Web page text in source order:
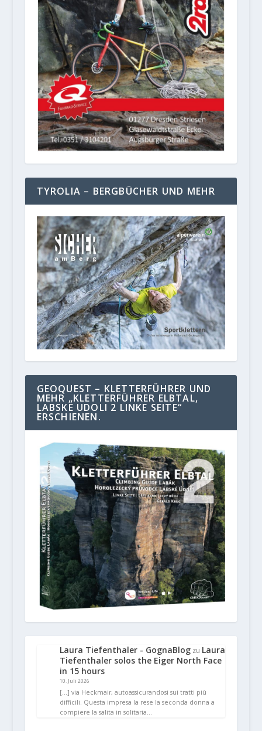
TYROLIA – BERGBÜCHER UND MEHR
GEOQUEST – KLETTERFÜHRER UND
MEHR „KLETTERFÜHRER ELBTAL,
LABSKE UDOLI 2 LINKE SEITE“
ERSCHIENEN.
Laura Tiefenthaler - GognaBlogzu Laura
Tiefenthaler solos the Eiger North Face
in 15 hours
10. Juli 2026
[…] via Heckmair, autoassicurandosi sui tratti più
difficili. Questa impresa la rese la seconda donna a
compiere la salita in solitaria…